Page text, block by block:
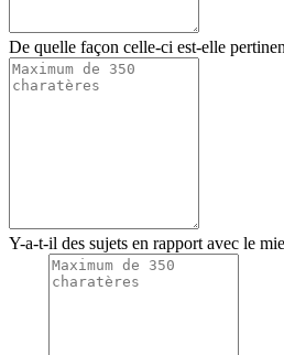
De quelle façon celle-ci est-elle
Y-a-t-il des sujets en rapport avec le